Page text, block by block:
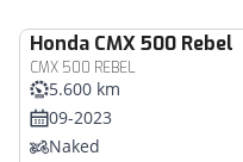
Honda CMX 500 Rebel
CMX 500 REBEL
5.600 km
09-2023
Naked